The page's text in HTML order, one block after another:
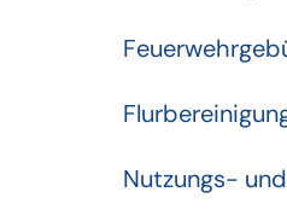
Nutzungs-